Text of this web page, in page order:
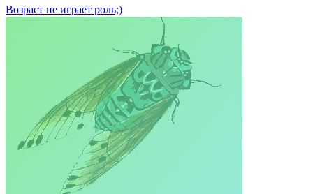
Возраст не играет роль;)